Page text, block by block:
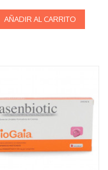
AÑADIR AL CARRITO